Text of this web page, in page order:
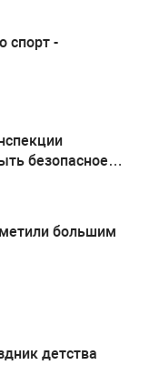
спорт -
безопасное
большим
На бульваре Культуры прошёл праздник детства